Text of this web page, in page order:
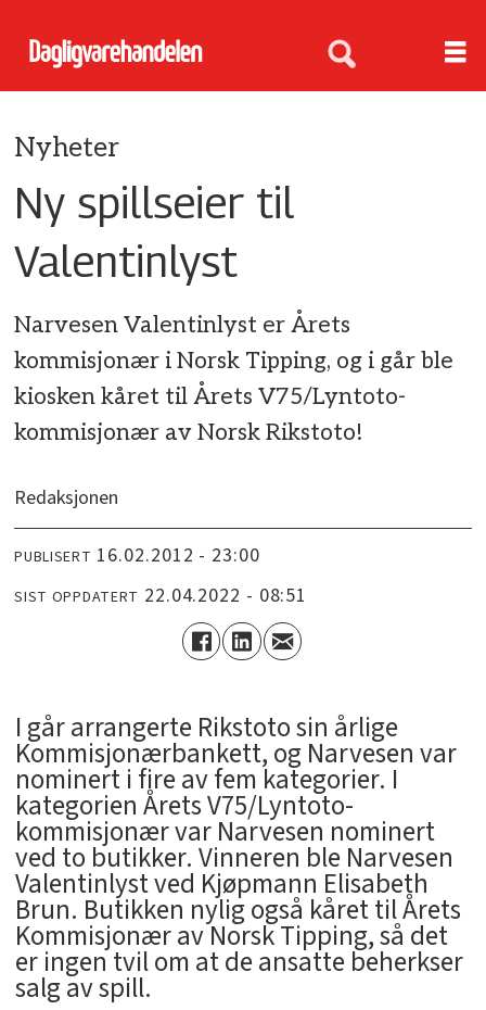
Nyheter
Ny spillseier til
Valentinlyst
Narvesen Valentinlyst er Årets
kommisjonær i Norsk Tipping, og i går ble
kiosken kåret til Årets V75/Lyntoto-
kommisjonær av Norsk Rikstoto!
Redaksjonen
PUBLISERT 16.02.2012 - 23:00
SIST OPPDATERT 22.04.2022 - 08:51
I går arrangerte Rikstoto sin årlige
Kommisjonærbankett, og Narvesen var
nominert i fire av fem kategorier. I
kategorien Årets V75/Lyntoto-
kommisjonær var Narvesen nominert
ved to butikker. Vinneren ble Narvesen
Valentinlyst ved Kjøpmann Elisabeth
Brun. Butikken nylig også kåret til Årets
Kommisjonær av Norsk Tipping, så det
er ingen tvil om at de ansatte beherkser
salg av spill.